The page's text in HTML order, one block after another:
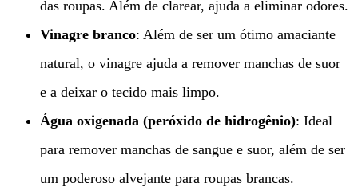
das roupas. Além de clarear, ajuda a eliminar odores.
Vinagre branco: Além de ser um ótimo amaciante
natural, o vinagre ajuda a remover manchas de suor
e a deixar o tecido mais limpo.
Água oxigenada (peróxido de hidrogênio): Ideal
para remover manchas de sangue e suor, além de ser
um poderoso alvejante para roupas brancas.